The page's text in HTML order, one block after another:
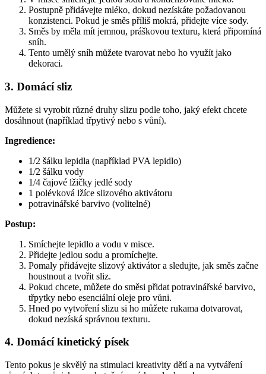
Postupně přidávejte mléko, dokud nezískáte požadovanou
konzistenci. Pokud je směs příliš mokrá, přidejte více sody.
Směs by měla mít jemnou, práškovou texturu, která připomíná
sníh.
Tento umělý sníh můžete tvarovat nebo ho využít jako
dekoraci.
3. Domácí sliz
Můžete si vyrobit různé druhy slizu podle toho, jaký efekt chcete
dosáhnout (například třpytivý nebo s vůní).
Ingredience:
1/2 šálku lepidla (například PVA lepidlo)
1/2 šálku vody
1/4 čajové lžičky jedlé sody
1 polévková lžíce slizového aktivátoru
potravinářské barvivo (volitelné)
Postup:
Smíchejte lepidlo a vodu v misce.
Přidejte jedlou sodu a promíchejte.
Pomaly přidávejte slizový aktivátor a sledujte, jak směs začne
houstnout a tvořit sliz.
Pokud chcete, můžete do směsi přidat potravinářské barvivo,
třpytky nebo esenciální oleje pro vůni.
Hned po vytvoření slizu si ho můžete rukama dotvarovat,
dokud nezíská správnou texturu.
4. Domácí kinetický písek
Tento pokus je skvělý na stimulaci kreativity dětí a na vytváření